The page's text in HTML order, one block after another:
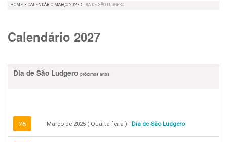
HOME › CALENDÁRIO MARÇO 2027 › DIA DE SÃO LUDGERO
Calendário 2027
Dia de São Ludgero próximos anos
26 Março de 2025 ( Quarta-feira ) - Dia de São Ludgero